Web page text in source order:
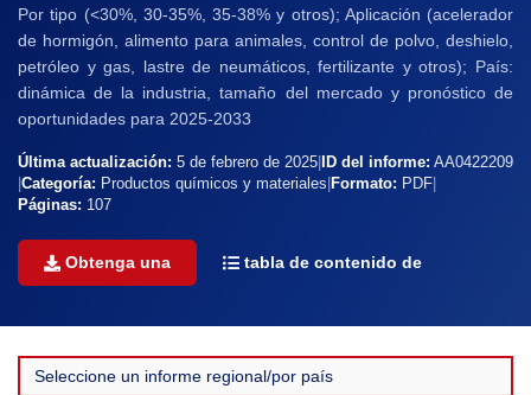
Por tipo (<30%, 30-35%, 35-38% y otros); Aplicación (acelerador
de hormigón, alimento para animales, control de polvo, deshielo,
petróleo y gas, lastre de neumáticos, fertilizante y otros); País:
dinámica de la industria, tamaño del mercado y pronóstico de
oportunidades para 2025-2033
Última actualización: 5 de febrero de 2025 ID del informe: AA0422209
Categoría: Productos químicos y materiales Formato: PDF
Páginas: 107
Obtenga una tabla de contenido de